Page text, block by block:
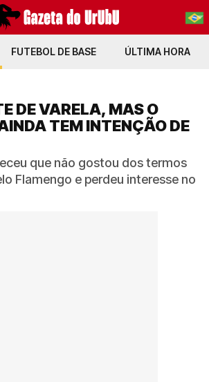
PT-BR
FUTEBOL DE BASE ÚLTIMA HORA
DE VARELA, MAS O
TEM INTENÇÃO DE
que não gostou dos termos
Flamengo e perdeu interesse no